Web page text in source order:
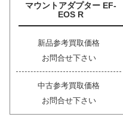
マウントアダプター EF-
EOS R
新品参考買取価格
お問合せ下さい
中古参考買取価格
お問合せ下さい